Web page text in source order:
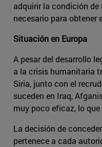
adquirir la condición de
necesario para obtener
Situación en Europa
A pesar del desarrollo
a la crisis humanitaria
Siria, junto con el
suceden en Iraq,
muy poco eficaz, lo
La decisión de
pertenece a cada